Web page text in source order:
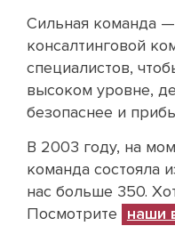
Сильная команда
консалтинговой
специалистов,
высоком уровне,
безопаснее и
В 2003 году, на
команда состояла
нас больше 350.
Посмотрите наши